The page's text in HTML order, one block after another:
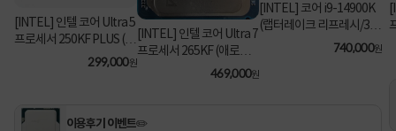
[INTEL] 인텔 코어 Ultra 5
프로세서 250KF PLUS (애
로우 레이크/5.3GHz/30M
299,000원
[INTEL] 인텔 코어 Ultra 7
프로세서 265KF (애로우
레이크/3.9GHz/30MB/쿨
469,000원
[INTEL] 코어 i9-14900K
(랩터레이크 리프레시/3.2
GHz/36MB/쿨러 미포함)
740,000원
이용후기 이벤트✏️